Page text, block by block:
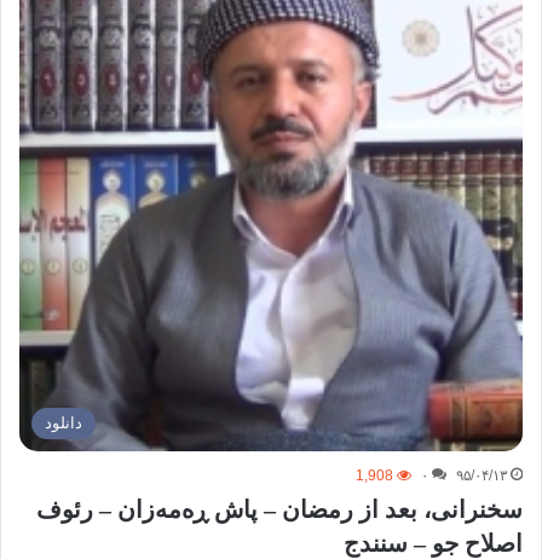
دانلود
۹۵/۰۴/۱۳ ۰ 1,908
سخنرانی، بعد از رمضان – پاش ڕەمەزان – رئوف
اصلاح جو – سنندج